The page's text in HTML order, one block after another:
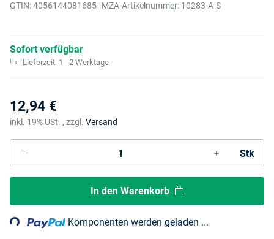
GTIN:4056144081685 MZA-Artikelnummer: 10283-A-S
Sofort verfügbar
Lieferzeit: 1 - 2 Werktage
12,94 €
inkl. 19% USt. , zzgl. Versand
Stk
In den Warenkorb
Komponenten werden geladen ...